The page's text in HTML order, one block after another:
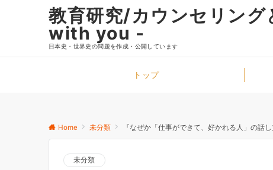
教育研究/カウンセリン
with you -
日本史・世界史の問題を作成・公開しています
トップ
Home 未分類 『なぜか「仕事ができて、好かれる人」の話し
未分類